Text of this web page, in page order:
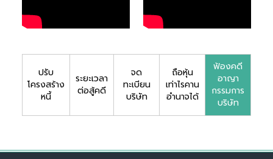
ปรับ
โครงสร้าง
หนี้
ระยะเวลา
ต่อสู้คดี
จด
ทะเบียน
บริษัท
ถือหุ้น
เท่าไรคาน
อำนาจได้
ฟ้องคดี
อาญา
กรรมการ
บริษัท